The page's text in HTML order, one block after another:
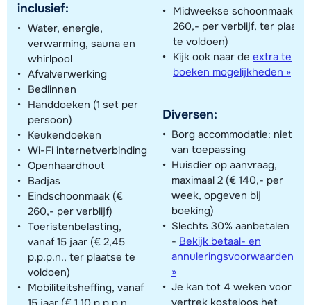
inclusief:
Water, energie,
verwarming, sauna en
whirlpool
Afvalverwerking
Bedlinnen
Handdoeken (1 set per
persoon)
Keukendoeken
Wi-Fi internetverbinding
Openhaardhout
Badjas
Eindschoonmaak (€
260,- per verblijf)
Toeristenbelasting,
vanaf 15 jaar (€ 2,45
p.p.p.n., ter plaatse te
voldoen)
Mobiliteitsheffing, vanaf
Midweekse schoonmaak (€
260,- per verblijf, ter
te voldoen)
Kijk ook naar de extra te
boeken mogelijkheden »
Diversen:
Borg accommodatie: niet
van toepassing
Huisdier op aanvraag,
maximaal 2 (€ 140,- per
week, opgeven bij
boeking)
Slechts 30% aanbetalen
- Bekijk betaal- en
annuleringsvoorwaarden
»
Je kan tot 4 weken voor